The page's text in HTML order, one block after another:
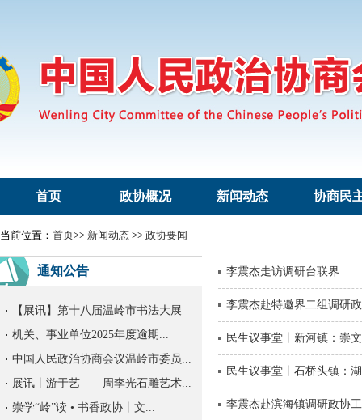
首页 政协概况 新闻动态 协商民
当前位置： 首页>> 新闻动态 >> 政协要闻
通知公告
崇学“岭”读 • 书香政协丨文...
温岭市首届职工书法大展征稿启事
崇学“岭”读 • 书香政协丨文...
【展讯】第十八届温岭市书法大展
机关、事业单位2025年度逾期...
中国人民政治协商会议温岭市委员...
展讯丨游于艺——周李光石雕艺术...
崇学“岭”读 • 书香政协丨文...
李震杰走访调研台联界
李震杰赴特邀界二组调研
民生议事堂丨新河镇：崇
民生议事堂丨石桥头镇：
李震杰赴滨海镇调研政协